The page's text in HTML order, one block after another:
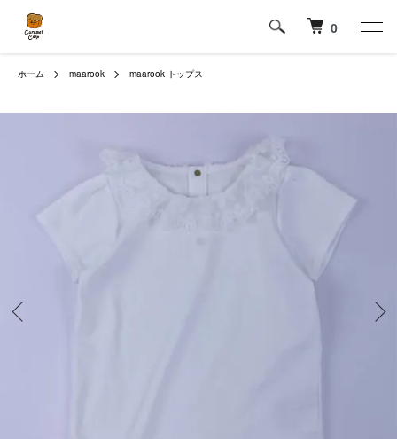
0
ホーム maarook maarook トップス